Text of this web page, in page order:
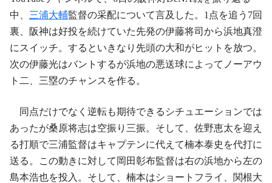
中、 三浦大輔監督の采配について言及した。1点を追う7回
裏、阪神は好投を続けていた先発の伊藤将司から浜地真澄
にスイッチ。するといきなり先頭の大和がヒットを放つ。
次の伊藤光はバントするが浜地の悪送球によってノーアウ
ト二、三塁のチャンスを作る。
同点だけでなく逆転も期待できるシチュエーションでは
あったが桑原将志は空振り三振。そして、佐野恵太を迎え
る打順で三浦監督はキャプテンに代えて楠本泰史を代打に
送る。この動きに対して岡田彰布監督は右の浜地から左の
島本浩也を投入。そして、楠本はショートフライ、関根大